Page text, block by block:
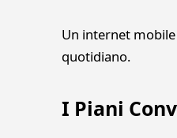
Un internet
quotidiano.
I Piani